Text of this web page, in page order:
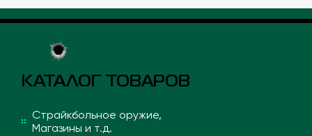
КАТАЛОГ ТОВАРОВ
Страйкбольное оружие,
Магазины и т.д.